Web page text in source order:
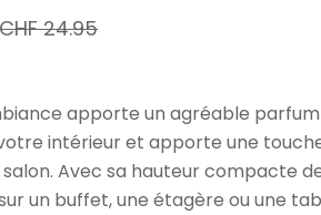
CHF 24.95
apporte un agréable
intérieur et apporte une
Avec sa hauteur compacte
un buffet, une étagère ou une